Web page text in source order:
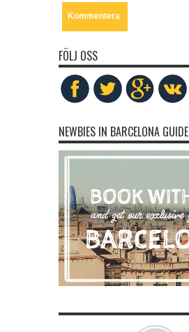
FÖLJ OSS
NEWBIES IN BARCELONA GUIDE